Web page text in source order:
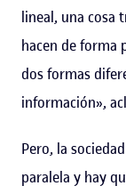
lineal, una cosa
hacen de forma
dos formas
información»,
Pero, la
paralela y hay